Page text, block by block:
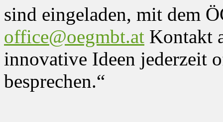
sind eingeladen, mit dem
office@oegmbt.at Kontakt
innovative Ideen jederzeit
besprechen.“